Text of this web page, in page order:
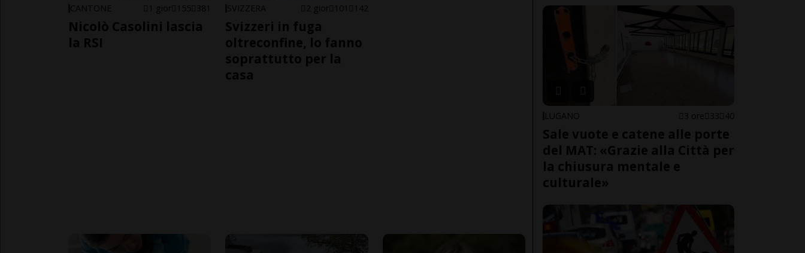
CANTONE 1 gior 155 381
Nicolò Casolini lascia
la RSI
SVIZZERA 2 gior 101 142
Svizzeri in fuga
oltreconfine, lo fanno
soprattutto per la
casa
LUGANO 3 ore 33 40
Sale vuote e catene alle porte
del MAT: «Grazie alla Città per
la chiusura mentale e
culturale»